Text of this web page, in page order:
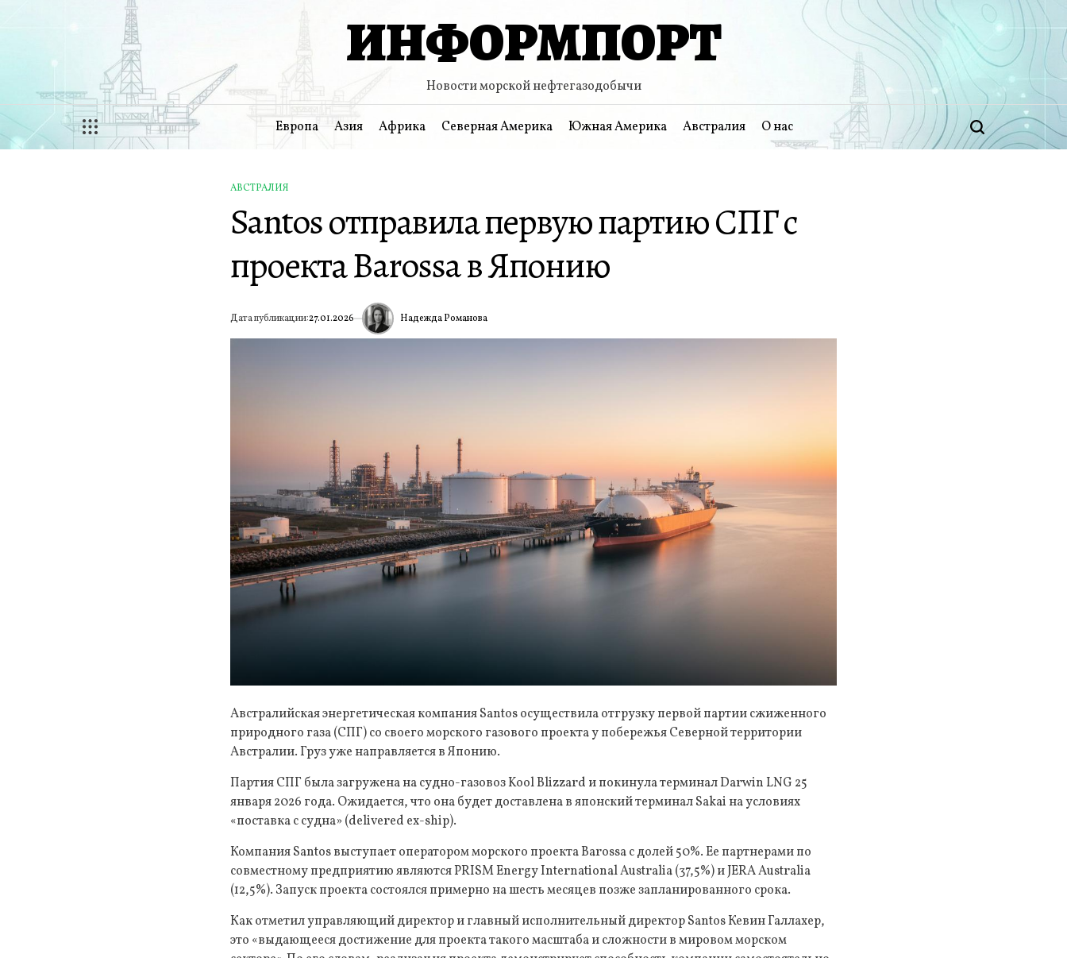
ИНФОРМПОРТ
Новости морской нефтегазодобычи
Европа Азия Африка Северная Америка Южная Америка Австралия О нас Поиск
ОПУБЛИКОВАНО
В
АВСТРАЛИЯ
Santos отправила первую партию СПГ с
проекта Barossa в Японию
Дата публикации:27.01.2026 ИА Надежда Романова
Австралийская энергетическая компания Santos осуществила отгрузку первой партии сжиженного
природного газа (СПГ) со своего морского газового проекта у побережья Северной территории
Австралии. Груз уже направляется в Японию.
Партия СПГ была загружена на судно-газовоз Kool Blizzard и покинула терминал Darwin LNG 25
января 2026 года. Ожидается, что она будет доставлена в японский терминал Sakai на условиях
«поставка с судна» (delivered ex-ship).
Компания Santos выступает оператором морского проекта Barossa с долей 50%. Ее партнерами по
совместному предприятию являются PRISM Energy International Australia (37,5%) и JERA Australia
(12,5%). Запуск проекта состоялся примерно на шесть месяцев позже запланированного срока.
Как отметил управляющий директор и главный исполнительный директор Santos Кевин Галлахер,
это «выдающееся достижение для проекта такого масштаба и сложности в мировом морском